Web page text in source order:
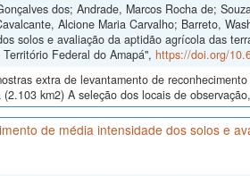
dos; Andrade, Marcos Rocha de;
Alcione Maria Carvalho; Barreto,
solos e avaliação da aptidão agrícola das
Federal do Amapá", https://doi.org/
extra de levantamento de
km2) A seleção dos locais de
de média intensidade dos solos e